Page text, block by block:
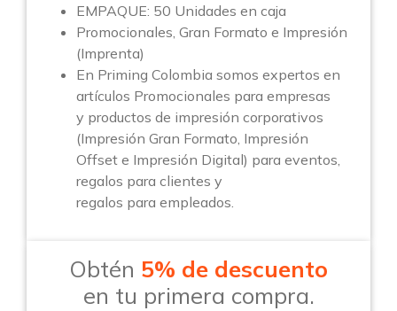
EMPAQUE: 50 Unidades en caja
Promocionales, Gran Formato e Impresión
(Imprenta)
En Priming Colombia somos expertos en
artículos Promocionales para empresas
y productos de impresión corporativos
(Impresión Gran Formato, Impresión
Offset e Impresión Digital) para eventos,
regalos para clientes y
regalos para empleados.
Obtén 5% de descuento
en tu primera compra.